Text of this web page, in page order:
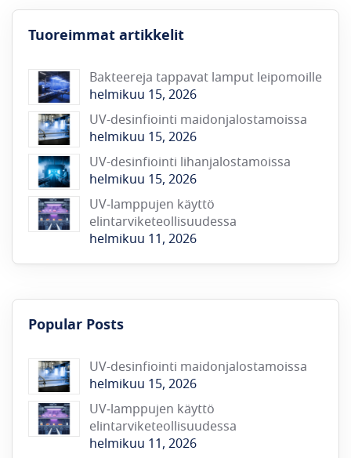
Tuoreimmat artikkelit
Bakteereja tappavat lamput leipomoille
helmikuu 15, 2026
UV-desinfiointi maidonjalostamoissa
helmikuu 15, 2026
UV-desinfiointi lihanjalostamoissa
helmikuu 15, 2026
UV‑lamppujen käyttö
elintarviketeollisuudessa
helmikuu 11, 2026
Popular Posts
UV-desinfiointi maidonjalostamoissa
helmikuu 15, 2026
UV‑lamppujen käyttö
elintarviketeollisuudessa
helmikuu 11, 2026